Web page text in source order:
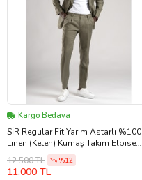
Kargo Bedava
SİR Regular Fit Yarım Astarlı %100
Linen (Keten) Kumaş Takım Elbise
(Yeşil)
12.500 TL %12
11.000 TL